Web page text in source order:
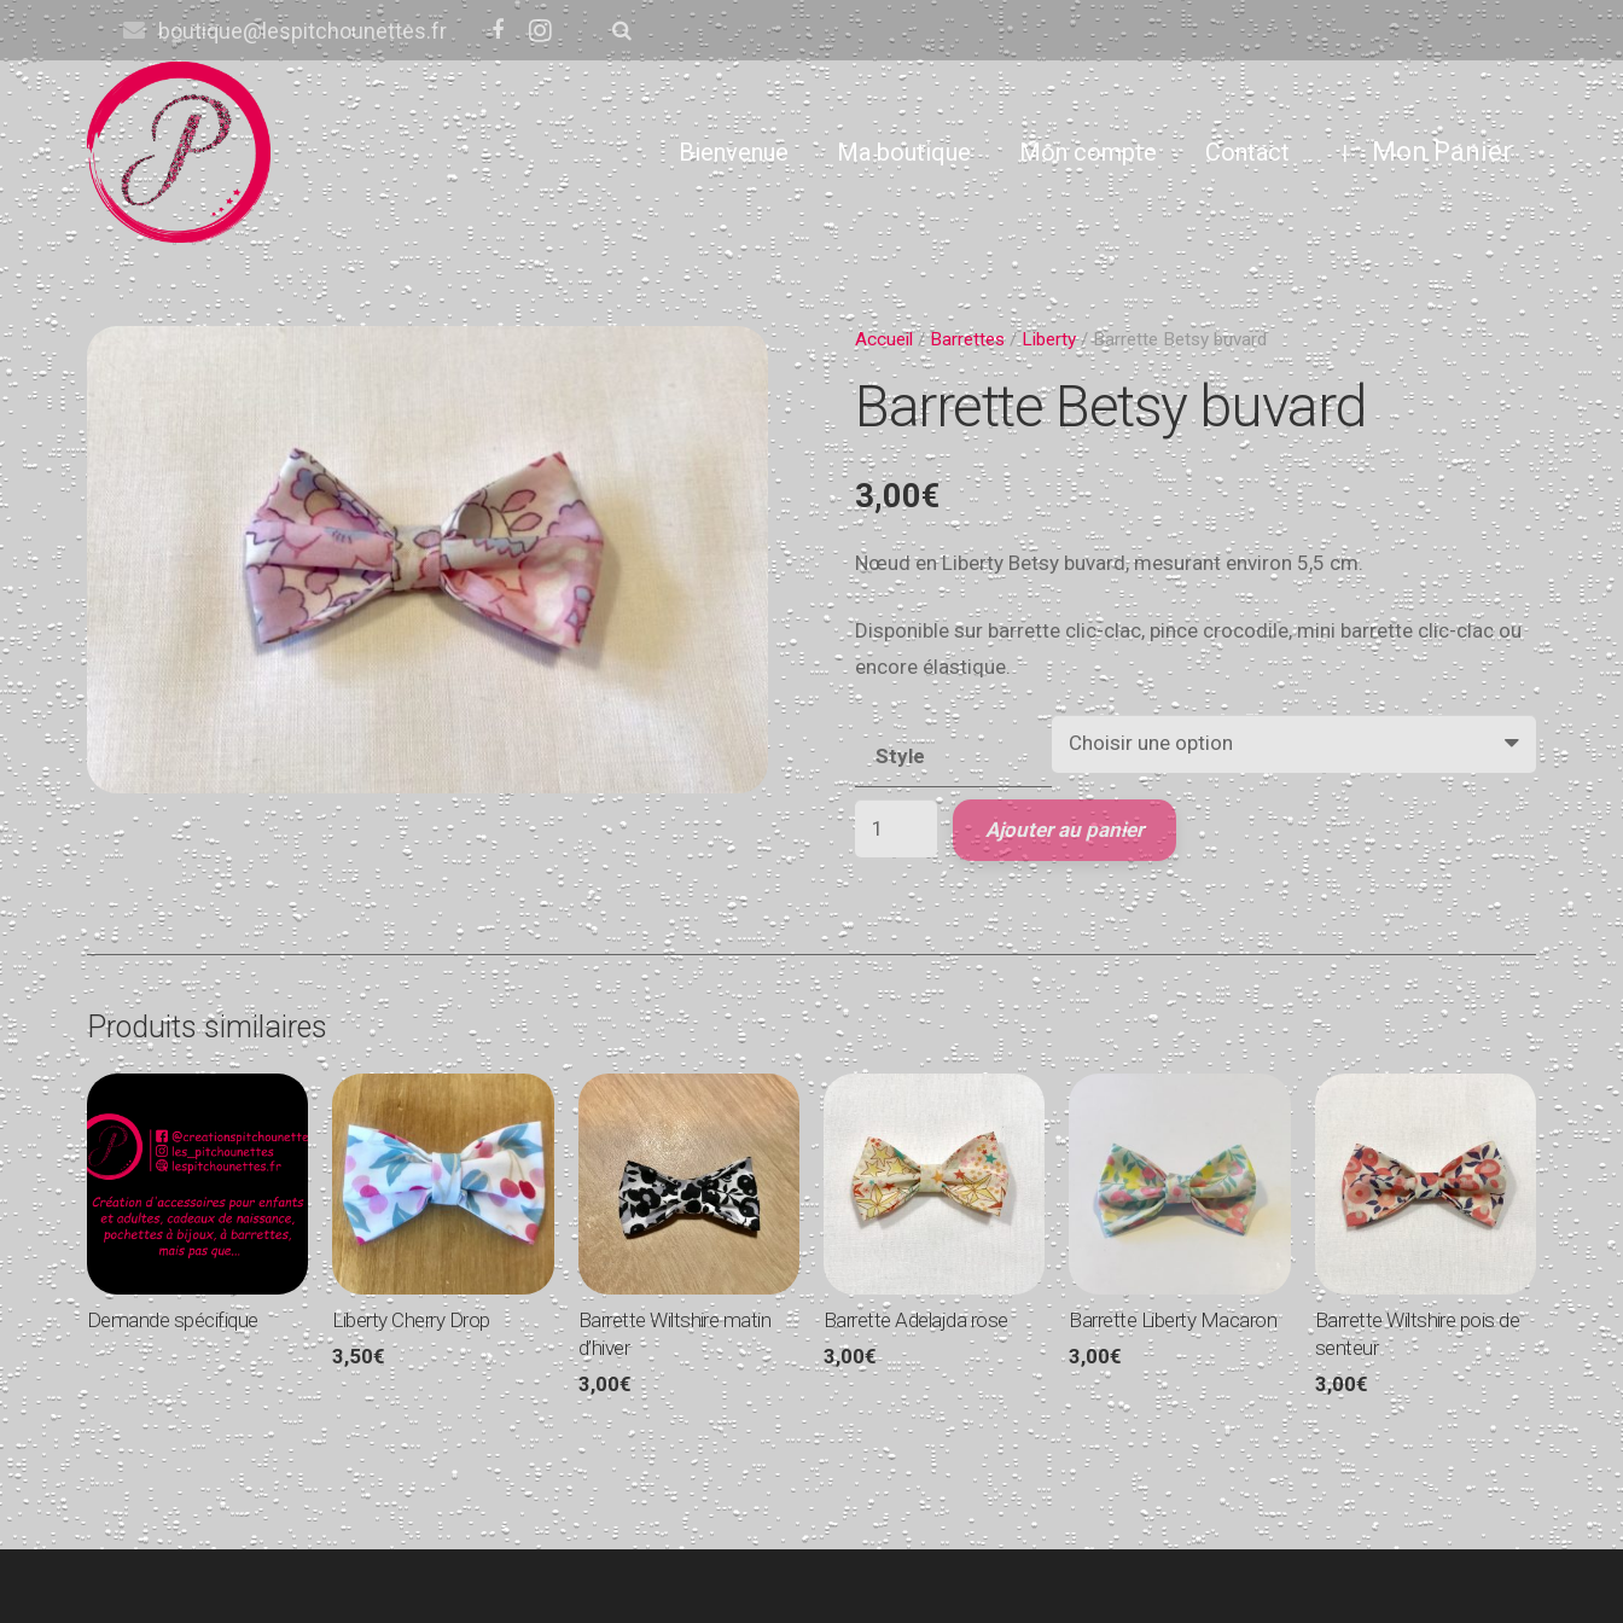
boutique@lespitchounettes.fr
Bienvenue Ma boutique Mon compte Contact | Mon Panier
Accueil /Barrettes/Liberty/ Barrette Betsy buvard
Barrette Betsy buvard
3,00€
Nœud en Liberty Betsy buvard, mesurant environ 5,5 cm.
Disponible sur barrette clic-clac, pince crocodile, mini barrette clic-clac ou
encore élastique.
Style
Ajouter au panier
Produits similaires
Demande spécifique
Liberty Cherry Drop
3,50€
Barrette Wiltshire matin
d’hiver
3,00€
Barrette Adelajda rose
3,00€
Barrette Liberty Macaron
3,00€
Barrette Wiltshire pois de
senteur
3,00€